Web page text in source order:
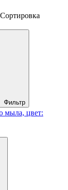
Сортировка
Фильтр
мыла, цвет: